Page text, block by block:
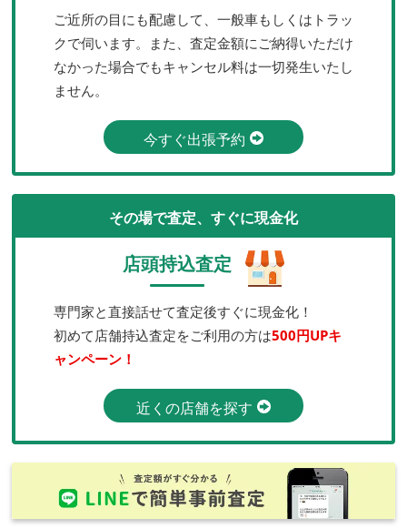
ご近所の目にも配慮して、一般車もしくはトラッ
クで伺います。また、査定金額にご納得いただけ
なかった場合でもキャンセル料は一切発生いたし
ません。
今すぐ出張予約
その場で査定、すぐに現金化
店頭持込査定
専門家と直接話せて査定後すぐに現金化！
初めて店舗持込査定をご利用の方は500円UPキ
ャンペーン！
近くの店舗を探す